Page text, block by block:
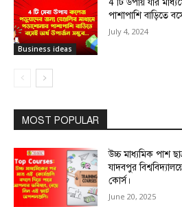
Business ideas
4 টি উপায় যার
পাশাপাশি বাড়িতে
July 4, 2024
MOST POPULAR
উচ্চ মাধ্যমিক পাশ
যাদবপুর
কোর্স।
June 20, 2025